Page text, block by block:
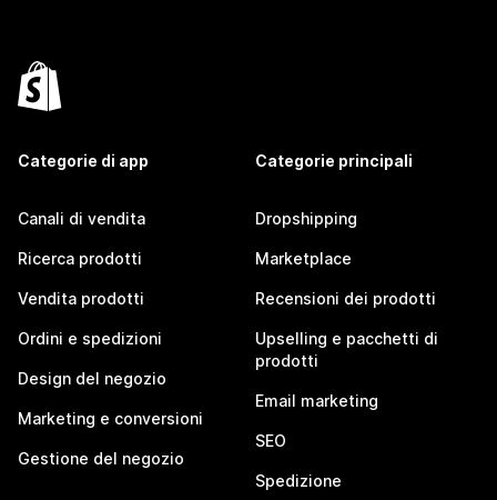
Categorie di app
Canali di vendita
Ricerca prodotti
Vendita prodotti
Ordini e spedizioni
Design del negozio
Marketing e conversioni
Gestione del negozio
Categorie principali
Dropshipping
Marketplace
Recensioni dei prodotti
Upselling e pacchetti di
prodotti
Email marketing
SEO
Spedizione